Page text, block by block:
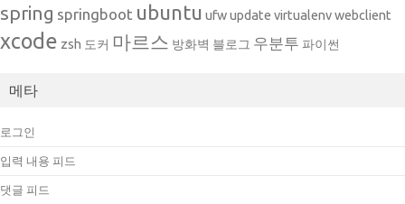
spring springboot ubuntu ufwupdate virtualenvwebclient
xcode zsh 도커 마르스 방화벽 블로그 우분투 파이썬
메타
로그인
입력 내용 피드
댓글 피드